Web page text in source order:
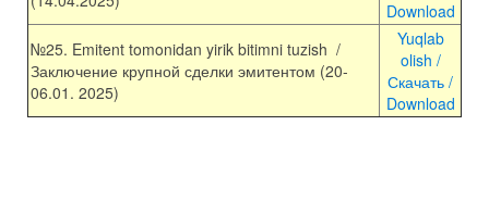
Download
№25. Emitent tomonidan yirik bitimni tuzish /
Заключение крупной сделки эмитентом (20-
06.01 . 2025)
Yuqlab
olish /
Скачать /
Download